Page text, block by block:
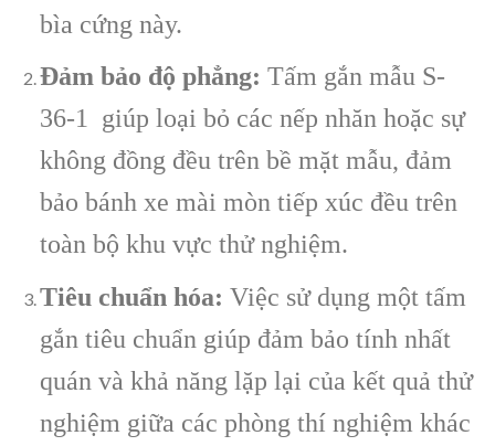
bìa cứng này.
Đảm bảo độ phẳng: Tấm gắn mẫu S-
36-1 giúp loại bỏ các nếp nhăn hoặc sự
không đồng đều trên bề mặt mẫu, đảm
bảo bánh xe mài mòn tiếp xúc đều trên
toàn bộ khu vực thử nghiệm.
Tiêu chuẩn hóa: Việc sử dụng một tấm
gắn tiêu chuẩn giúp đảm bảo tính nhất
quán và khả năng lặp lại của kết quả thử
nghiệm giữa các phòng thí nghiệm khác